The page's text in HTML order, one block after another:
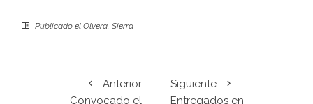
Publicado el Olvera Sierra
Anterior
Convocado el
Siguiente
Entregados en